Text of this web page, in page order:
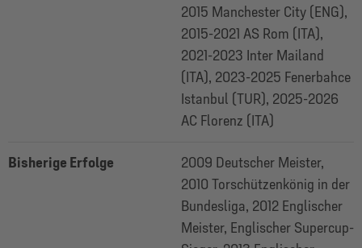
2015 Manchester City (ENG),
2015-2021 AS Rom (ITA),
2021-2023 Inter Mailand
(ITA), 2023-2025 Fenerbahce
Istanbul (TUR), 2025-2026
AC Florenz (ITA)
Bisherige Erfolge
2009 Deutscher Meister,
2010 Torschützenkönig in der
Bundesliga, 2012 Englischer
Meister, Englischer Supercup-